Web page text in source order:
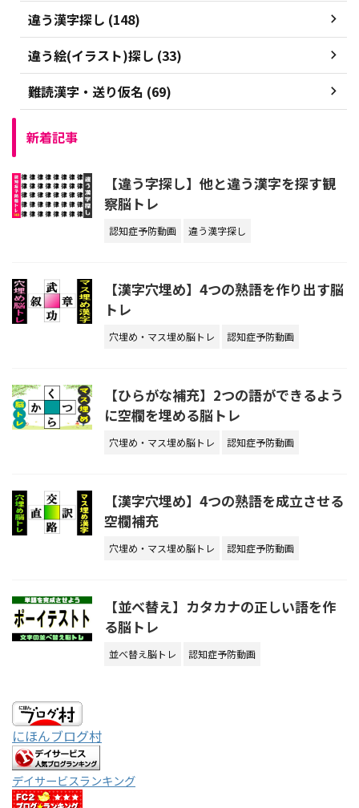
違う漢字探し (148)
違う絵(イラスト)探し (33)
難読漢字・送り仮名 (69)
新着記事
【違う字探し】他と違う漢字を探す観
察脳トレ
認知症予防動画 違う漢字探し
【漢字穴埋め】4つの熟語を作り出す脳
トレ
穴埋め・マス埋め脳トレ 認知症予防動画
【ひらがな補充】2つの語ができるよう
に空欄を埋める脳トレ
穴埋め・マス埋め脳トレ 認知症予防動画
【漢字穴埋め】4つの熟語を成立させる
空欄補充
穴埋め・マス埋め脳トレ 認知症予防動画
【並べ替え】カタカナの正しい語を作
る脳トレ
並べ替え脳トレ 認知症予防動画
にほんブログ村
デイサービスランキング